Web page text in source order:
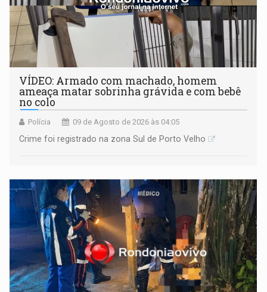
VÍDEO: Armado com machado, homem
ameaça matar sobrinha grávida e com bebê
no colo
Polícia 09 de Agosto de 2026 às 04:05
Crime foi registrado na zona Sul de Porto Velho